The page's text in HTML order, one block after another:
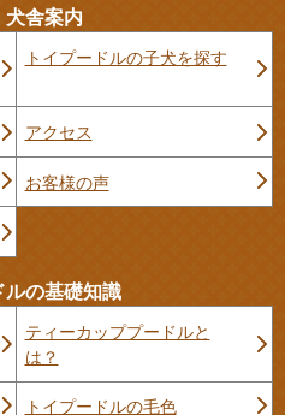
舎案内
トイプードルの子犬を探す
アクセス
お客様の声
ルの基礎知識
ティーカッププードルと
は？
トイプードルの毛色